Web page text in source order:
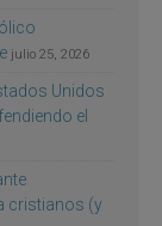
julio 25, 2026
Unidos
el
cristianos (y